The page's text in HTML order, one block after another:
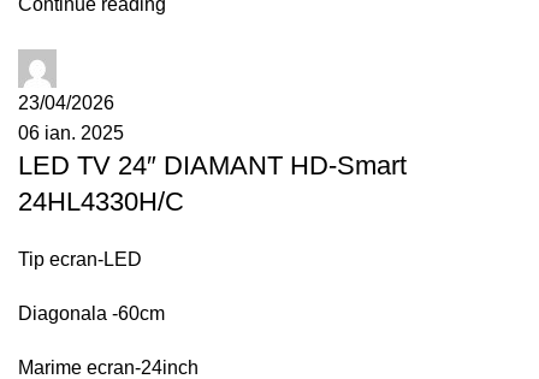
23/04/2026
06 ian. 2025
LED TV 24″ DIAMANT HD-Smart
24HL4330H/C
Tip ecran-LED
Diagonala -60cm
Marime ecran-24inch